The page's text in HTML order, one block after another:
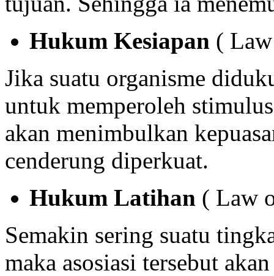
Hukum Kesiapan (
Jika suatu organisme
untuk memperoleh
akan menimbulkan
cenderung diperkuat.
Hukum Latihan ( Law
Semakin sering suatu
maka asosiasi tersebut